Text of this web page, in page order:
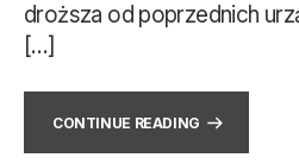
droższa od poprzednich
[…]
CONTINUE READING